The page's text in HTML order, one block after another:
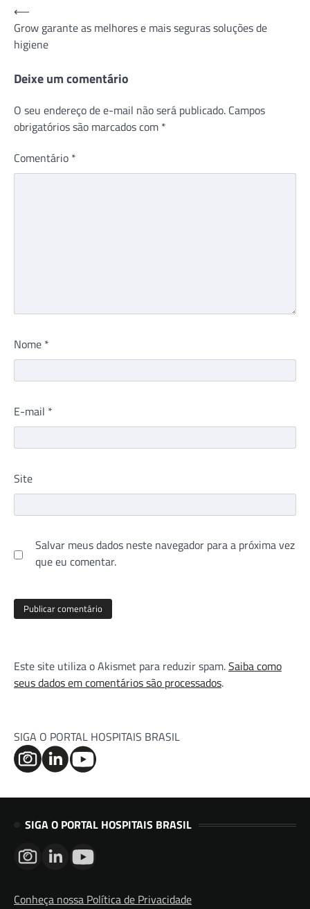
Navegação
de
Post
⟵
Grow garante as melhores e mais seguras soluções de
higiene
Deixe um comentário
O seu endereço de e-mail não será publicado. Campos
obrigatórios são marcados com *
Comentário *
Nome *
E-mail *
Site
Salvar meus dados neste navegador para a próxima vez
que eu comentar.
Este site utiliza o Akismet para reduzir spam.Saiba como
seus dados em comentários são processados.
SIGA O PORTAL HOSPITAIS BRASIL
SIGA O PORTAL HOSPITAIS BRASIL
Conheça nossa Política de Privacidade